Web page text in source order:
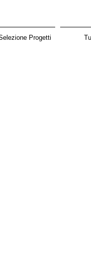
Progetti